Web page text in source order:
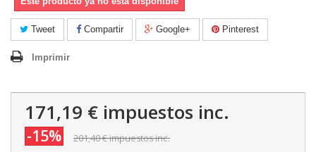
Tweet Compartir Google+ Pinterest
Imprimir
171,19 € impuestos inc.
-15% 201,40 €impuestos inc.